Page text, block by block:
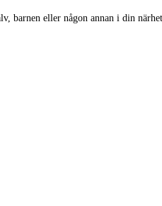
barnen eller någon annan i din